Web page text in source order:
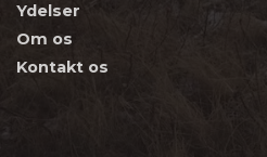
Ydelser
Om os
Kontakt os